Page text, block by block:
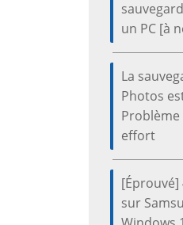
un PC [à
La
Photos
effort
[Éprouvé]
sur